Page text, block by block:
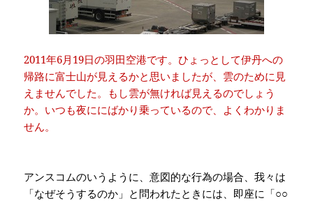
2011年6月19日の羽田空港です。ひょっとして伊丹への
帰路に富士山が見えるかと思いましたが、雲のために見
えませんでした。もし雲が無ければ見えるのでしょう
か。いつも夜ににばかり乗っているので、よくわかりま
せん。
アンスコムのいうように、意図的な行為の場合、我々は
「なぜそうするのか」と問われたときには、即座に「○○